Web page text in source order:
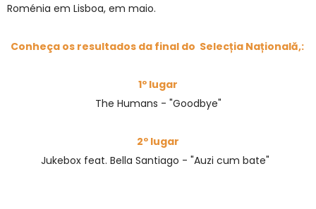
Roménia em Lisboa, em maio.
Conheça os resultados da final do Selecția Națională,:
1º lugar
The Humans - "Goodbye"
2º lugar
Jukebox feat. Bella Santiago - "Auzi cum bate"